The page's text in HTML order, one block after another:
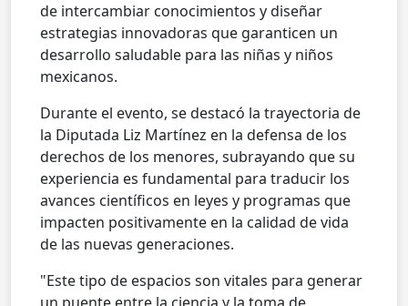
de intercambiar conocimientos y diseñar
estrategias innovadoras que garanticen un
desarrollo saludable para las niñas y niños
mexicanos.
Durante el evento, se destacó la trayectoria de
la Diputada Liz Martínez en la defensa de los
derechos de los menores, subrayando que su
experiencia es fundamental para traducir los
avances científicos en leyes y programas que
impacten positivamente en la calidad de vida
de las nuevas generaciones.
"Este tipo de espacios son vitales para generar